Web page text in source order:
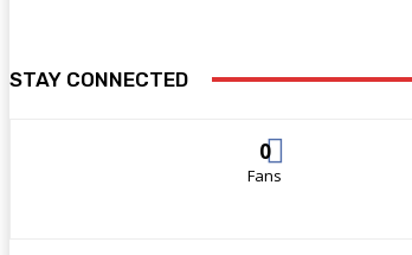
STAY CONNECTED
0
Fans